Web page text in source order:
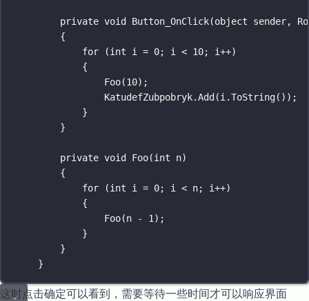
private void Button_OnClick(object sender,
{
for (int i = 0; i < 10; i++)
{
Foo(10);
KatudefZubpobryk.Add (i.ToString());
}
}
private void Foo(int n)
{
for (int i = 0; i < n; i++)
{
Foo(n - 1);
}
}
}
这时点击确定可以看到，需要等待一些时间才可以响应界面